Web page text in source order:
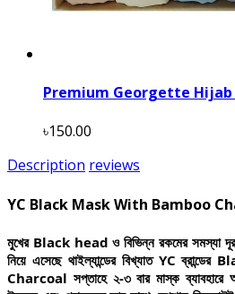
Premium Georgette Hijab
৳150.00
Description reviews
YC Black Mask With Bamboo
মুখের Black head ও বিভিন্ন রকমের সমস্যা
নিয়ে এসেছে থাইল্যান্ডের বিখ্যাত YC
Charcoal সপ্তাহে ২-৩ বার মাস্ক